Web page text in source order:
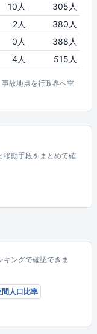
10人
305人
2人
380人
0人
388人
4人 515人
故地点を行政界へ空
移動手段をまとめて確
ングで確認できま
間人口比率